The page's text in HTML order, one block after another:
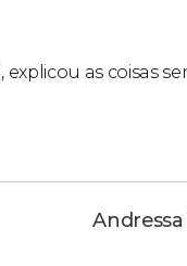
as coisas